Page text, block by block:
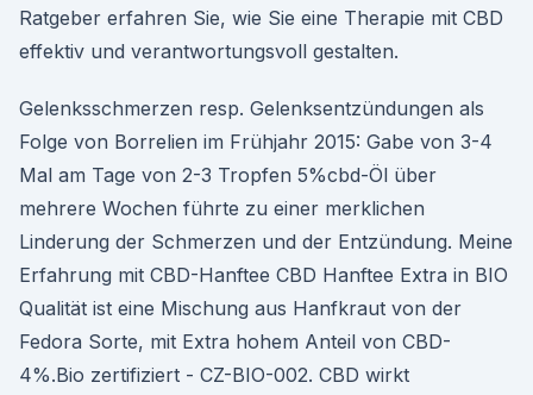
Ratgeber erfahren Sie, wie Sie eine Therapie mit CBD
effektiv und verantwortungsvoll gestalten.
Gelenksschmerzen resp. Gelenksentzündungen als
Folge von Borrelien im Frühjahr 2015: Gabe von 3-4
Mal am Tage von 2-3 Tropfen 5%cbd-Öl über
mehrere Wochen führte zu einer merklichen
Linderung der Schmerzen und der Entzündung. Meine
Erfahrung mit CBD-Hanftee CBD Hanftee Extra in BIO
Qualität ist eine Mischung aus Hanfkraut von der
Fedora Sorte, mit Extra hohem Anteil von CBD-
4%.Bio zertifiziert - CZ-BIO-002. CBD wirkt